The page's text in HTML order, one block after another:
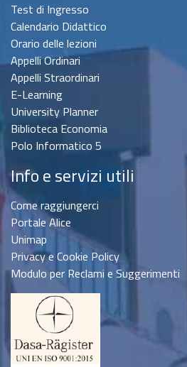
Test di Ingresso
Calendario Didattico
Orario delle lezioni
Appelli Ordinari
Appelli Straordinari
E-Learning
University Planner
Biblioteca Economia
Polo Informatico 5
Info e servizi utili
Come raggiungerci
Portale Alice
Unimap
Privacy e Cookie Policy
Modulo per Reclami e Suggerimenti